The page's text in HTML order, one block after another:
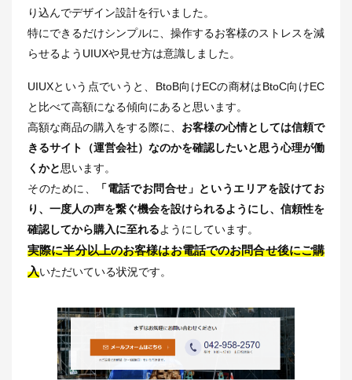
り込んでデザイン設計を行いました。
特にできるだけシンプルに、操作するお客様のストレスを減
らせるようUIUXや見せ方は意識しました。
UIUXという点でいうと、BtoB向けECの商材はBtoC向けEC
と比べて高額になる傾向にあると思います。
高額な商品の購入をする際に、 お客様の心情としては信頼で
きるサイト（運営会社）なのかを確認したいと思う心理が働
くかと思います。
そのために、
「電話でお問合せ」というエリアを設けてお
り、一度人の声を繋ぐ機会を設けられるようにし、信頼性を
確認してから購入に至れるようにしています。
実際に半分以上のお客様はお電話でのお問合せ後にご購
入いただいている状況です。